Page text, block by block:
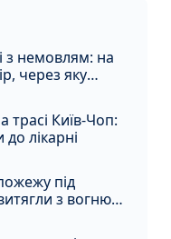
з немовлям: на
через яку
трасі Київ-Чоп:
лікарні
під
з вогню